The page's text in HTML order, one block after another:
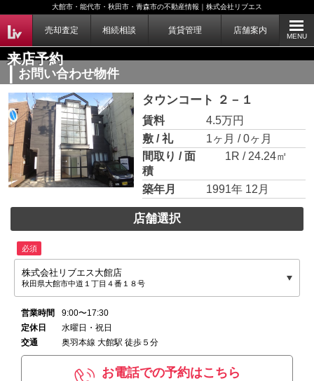
大館市・能代市・秋田市・青森市の不動産情報｜株式会社リブエス
売却査定 相続相談 賃貸管理 店舗案内
MENU
来店予約
お問い合わせ物件
タウンコート ２－１
賃料
4.5万円
敷 / 礼
1ヶ月 / 0ヶ月
間取り / 面
積
1R / 24.24㎡
築年月 1991年 12月
店舗選択
必須
株式会社リブエス大館店
秋田県大館市中道１丁目４番１８号
営業時間
9:00〜17:30
定休日
水曜日・祝日
交通
奥羽本線 大館駅 徒歩５分
お電話での予約はこちら